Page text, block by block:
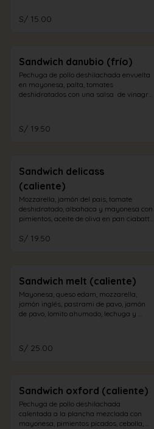
S/ 15.00
Sandwich danubio (frío)
Pechuga de pollo deshilachada envuelta
en mayonesa, palta, tomates
deshidratados con una salsa  de vinagre
S/ 19.50
Sandwich delicass
(caliente)
Mozzarella, jamón del pais, tomate
deshidratado, albahaca y mayonesa con
pimientos, aceite de oliva en pan ciabatta
S/ 19.50
Sandwich melt (caliente)
Mayonesa, queso edam, mozzarella,
jamón inglés, pastrami de pavo, jamón
de pavo, lomito ahumado, lechuga y
S/ 25.00
Sandwich oxford (caliente)
Pechuga de pollo deshilachada
calentada a la plancha mezclada con
mayonesa, pimientos picados, cebolla,